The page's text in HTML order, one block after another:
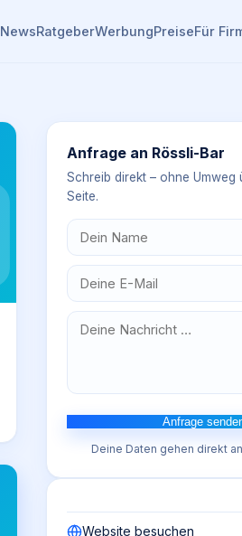
NewsRatgeberWerbungPreiseFür
Anfrage an Rössli-Bar
Schreib direkt – ohne Umweg
Seite.
Anfrage
Deine Daten gehen direkt
Website besuchen